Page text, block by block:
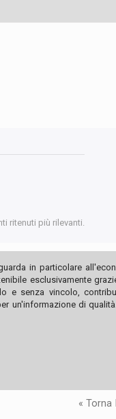
ritenuti più rilevanti.
in particolare
esclusivamente
e senza vincolo,
un'informazione di
« Torna